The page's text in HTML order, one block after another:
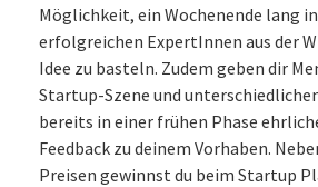
Möglichkeit, ein Wochenende lang
erfolgreichen ExpertInnen aus der
Idee zu basteln. Zudem geben dir
Startup-Szene und
bereits in einer frühen Phase
Feedback zu deinem Vorhaben.
Preisen gewinnst du beim Startup